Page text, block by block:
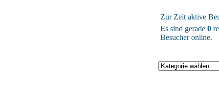
Zur Zeit aktive
Es sind gerade 0
Besucher online.